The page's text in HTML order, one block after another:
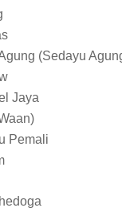
(Sedayu
Jaya
Pemali